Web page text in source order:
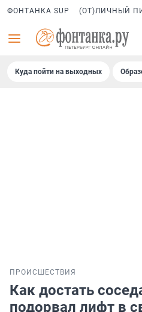
ФОНТАНКА SUP (ОТ)ЛИЧНЫЙ
Куда пойти на выходных
ПРОИСШЕСТВИЯ
Как достать
подорвал лифт в